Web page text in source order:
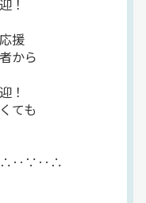
せた
が
ます◎
！
援
から
！
ても